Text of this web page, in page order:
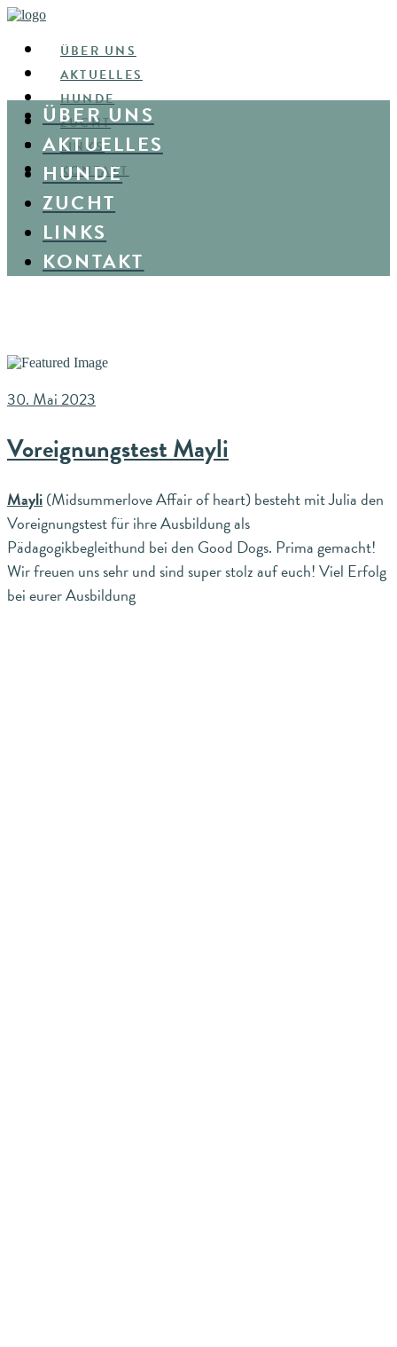
ÜBER UNS
AKTUELLES
HUNDE
ZUCHT
LINKS
KONTAKT
ÜBER UNS
AKTUELLES
HUNDE
ZUCHT
LINKS
KONTAKT
30. Mai 2023
Voreignungstest Mayli
Mayli(Midsummerlove Affair of heart) besteht mit Julia den
Voreignungstest für ihre Ausbildung als
Pädagogikbegleithund bei den Good Dogs. Prima gemacht!
Wir freuen uns sehr und sind super stolz auf euch! Viel Erfolg
bei eurer Ausbildung